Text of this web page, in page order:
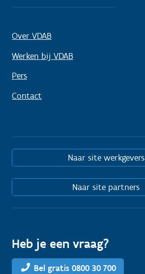
Over VDAB
Werken bij VDAB
Pers
Contact
Naar site werkgevers
Naar site partners
Heb je een vraag?
Bel gratis 0800 30 700